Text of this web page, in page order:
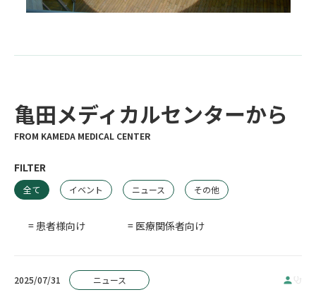
亀田メディカルセンターから
FILTER
全て イベント ニュース その他
= 患者様向け = 医療関係者向け
2025/07/31 ニュース